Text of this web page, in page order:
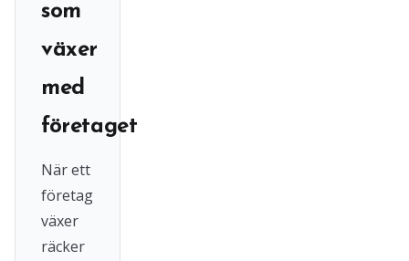
som
växer
med
företaget
När ett
företag
växer
räcker